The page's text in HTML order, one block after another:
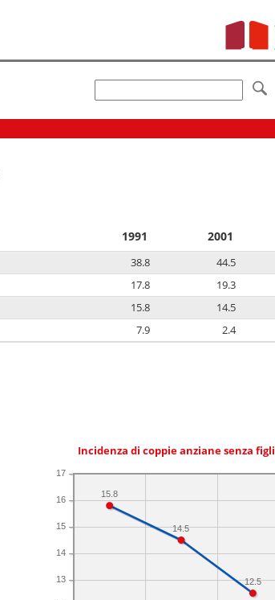
1991 2001
38.8 44.5
17.8 19.3
15.8 14.5
7.9 2.4
Incidenza di coppie anziane senza figli
13
14
15
16
17
12.5
14.5
15.8